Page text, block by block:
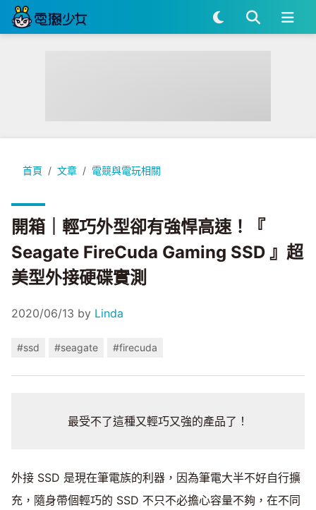
首頁 文章 電競與電玩相關
開箱｜輕巧外型卻有強悍高速！『 Seagate FireCuda Gaming
開箱｜輕巧外型卻有強悍高速！『
Seagate FireCuda Gaming SSD 』超
美型外接硬碟實測
2020/06/13 by Linda
#ssd #seagate #firecuda
最受不了這種又輕巧又強的產品了！
外接 SSD 是現在筆電族的利器，因為筆電大半不好自行擴
充，隨身帶個輕巧的 SSD 不只不必擔心容量不夠，在不同